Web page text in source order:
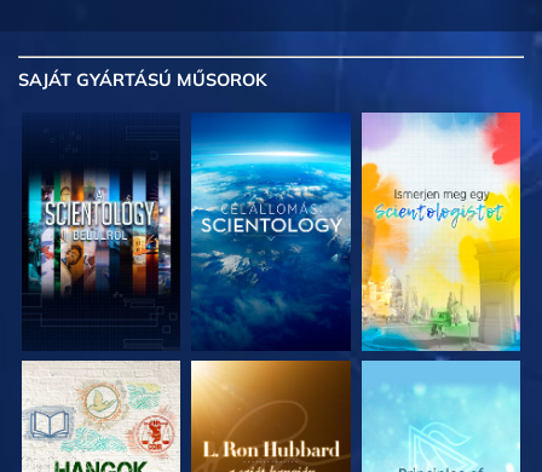
SAJÁT GYÁRTÁSÚ MŰSOROK
A SOROZAT
RÉSZEI
A SOROZAT
RÉSZEI
A SOROZAT
RÉSZEI